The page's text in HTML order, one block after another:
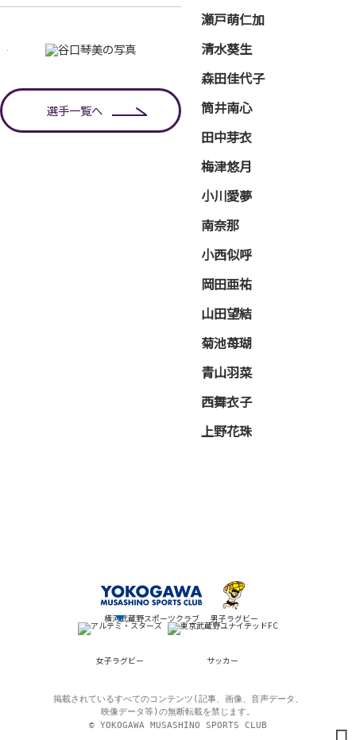
選手一覧へ
瀬戸萌仁加
清水葵生
森田佳代子
筒井南心
田中芽衣
梅津悠月
小川愛夢
南奈那
小西似呼
岡田亜祐
山田望結
菊池苺瑚
青山羽菜
西舞衣子
上野花珠
横河武蔵野スポーツクラブ 男子ラグビー
女子ラグビー サッカー
掲載されているすべてのコンテンツ(記事、画像、音声データ、
映像データ等)の無断転載を禁じます。
© YOKOGAWA MUSASHINO SPORTS CLUB